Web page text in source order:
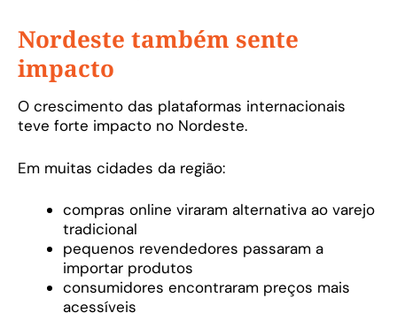
Nordeste também sente
impacto
O crescimento das plataformas internacionais
teve forte impacto no Nordeste.
Em muitas cidades da região:
compras online viraram alternativa ao varejo
tradicional
pequenos revendedores passaram a
importar produtos
consumidores encontraram preços mais
acessíveis